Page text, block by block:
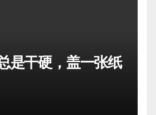
是干硬，盖一张纸